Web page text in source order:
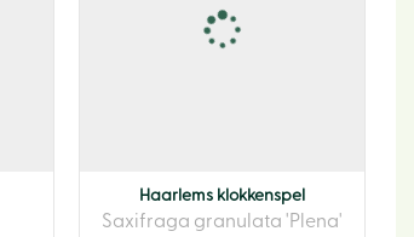
Haarlems klokkenspel
Saxifraga granulata 'Plena'